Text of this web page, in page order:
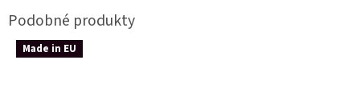
Made in EU